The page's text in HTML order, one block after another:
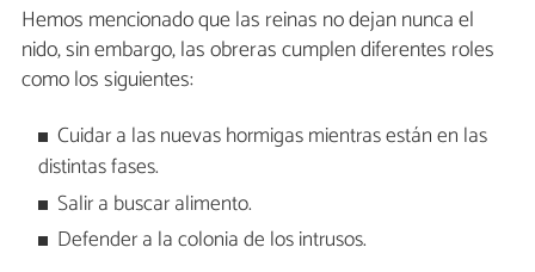
Hemos mencionado que las reinas no dejan nunca el
nido, sin embargo, las obreras cumplen diferentes roles
como los siguientes:
Cuidar a las nuevas hormigas mientras están en las
distintas fases.
Salir a buscar alimento.
Defender a la colonia de los intrusos.